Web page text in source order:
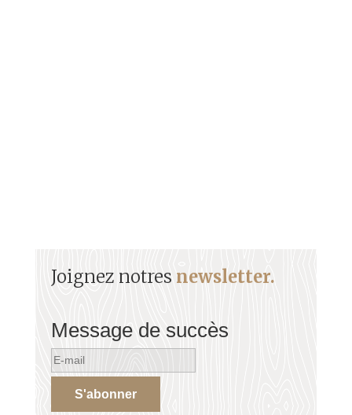
Joignez notres newsletter.
Message de succès
S'abonner